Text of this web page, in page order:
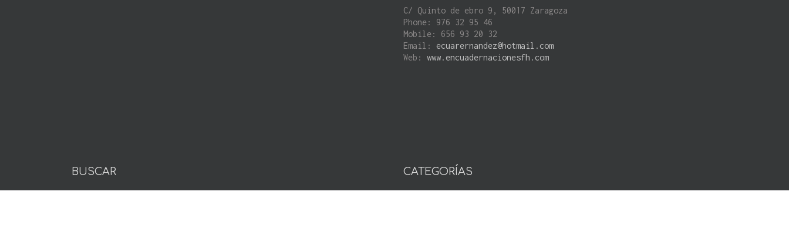
C/ Quinto de ebro 9, 50017 Zaragoza
Phone: 976 32 95 46
Mobile: 656 93 20 32
Email: ecuarernandez@hotmail.com
Web: www.encuadernacionesfh.com
BUSCAR CATEGORÍAS